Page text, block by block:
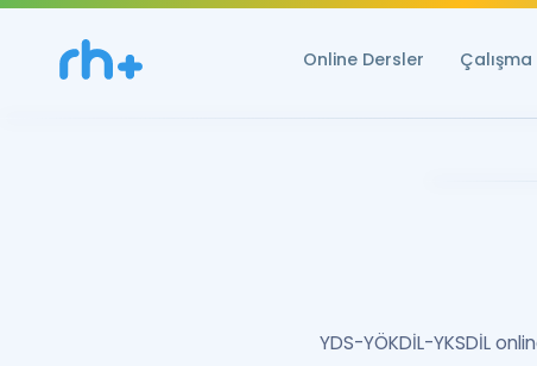
Online Dersler
YDS-YÖKDİL-YKSDİL